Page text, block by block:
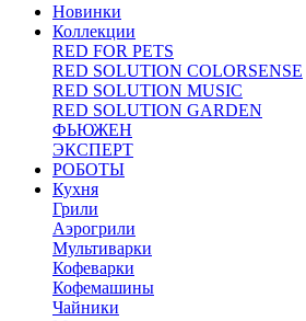
Новинки
Коллекции
RED FOR PETS
RED SOLUTION COLORSENSE
RED SOLUTION MUSIC
RED SOLUTION GARDEN
ФЬЮЖЕН
ЭКСПЕРТ
РОБОТЫ
Кухня
Грили
Аэрогрили
Мультиварки
Кофеварки
Кофемашины
Чайники